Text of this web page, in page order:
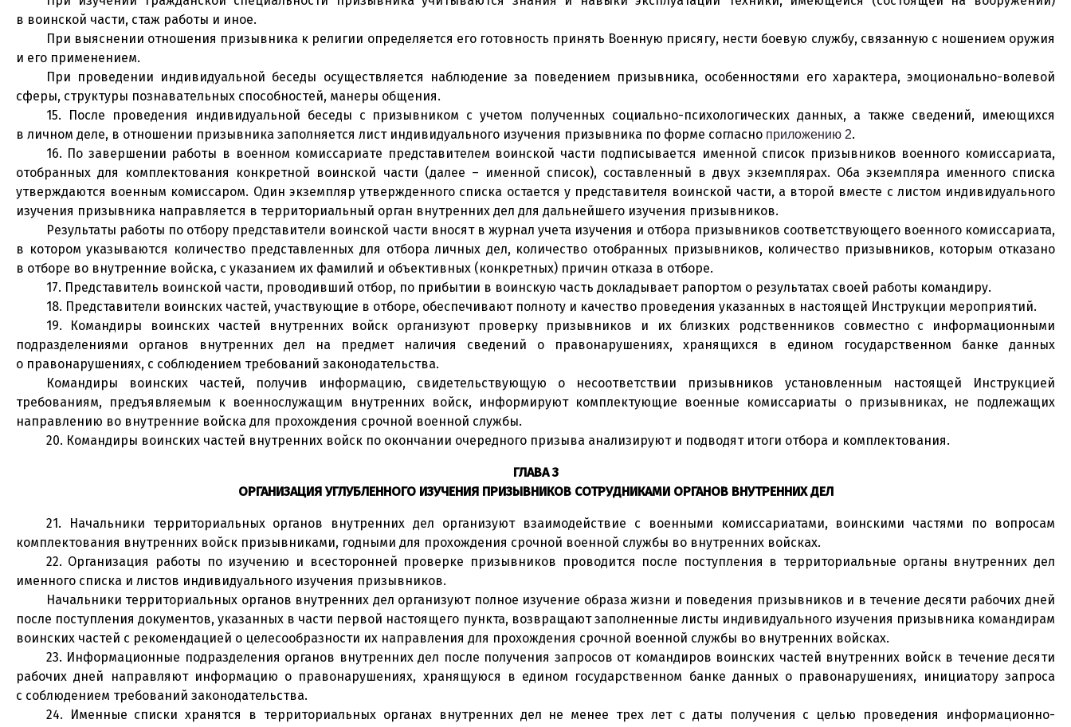
в воинской части, стаж работы и иное.
При выяснении отношения призывника к религии определяется его готовность принять Военную присягу, нести боевую службу, связанную с ношением оружия
и его применением.
При проведении индивидуальной беседы осуществляется наблюдение за поведением призывника, особенностями его характера, эмоционально-волевой
сферы, структуры познавательных способностей, манеры общения.
15. После проведения индивидуальной беседы с призывником с учетом полученных социально-психологических данных, а также сведений, имеющихся
в личном деле, в отношении призывника заполняется лист индивидуального изучения призывника по форме согласно приложению 2.
16. По завершении работы в военном комиссариате представителем воинской части подписывается именной список призывников военного комиссариата,
отобранных для комплектования конкретной воинской части (далее – именной список), составленный в двух экземплярах. Оба экземпляра именного списка
утверждаются военным комиссаром. Один экземпляр утвержденного списка остается у представителя воинской части, а второй вместе с листом индивидуального
изучения призывника направляется в территориальный орган внутренних дел для дальнейшего изучения призывников.
Результаты работы по отбору представители воинской части вносят в журнал учета изучения и отбора призывников соответствующего военного комиссариата,
в котором указываются количество представленных для отбора личных дел, количество отобранных призывников, количество призывников, которым отказано
в отборе во внутренние войска, с указанием их фамилий и объективных (конкретных) причин отказа в отборе.
17. Представитель воинской части, проводивший отбор, по прибытии в воинскую часть докладывает рапортом о результатах своей работы командиру.
18. Представители воинских частей, участвующие в отборе, обеспечивают полноту и качество проведения указанных в настоящей Инструкции мероприятий.
19. Командиры воинских частей внутренних войск организуют проверку призывников и их близких родственников совместно с информационными
подразделениями органов внутренних дел на предмет наличия сведений о правонарушениях, хранящихся в едином государственном банке данных
о правонарушениях, с соблюдением требований законодательства.
Командиры воинских частей, получив информацию, свидетельствующую о несоответствии призывников установленным настоящей Инструкцией
требованиям, предъявляемым к военнослужащим внутренних войск, информируют комплектующие военные комиссариаты о призывниках, не подлежащих
направлению во внутренние войска для прохождения срочной военной службы.
20. Командиры воинских частей внутренних войск по окончании очередного призыва анализируют и подводят итоги отбора и комплектования.
ГЛАВА 3
ОРГАНИЗАЦИЯ УГЛУБЛЕННОГО ИЗУЧЕНИЯ ПРИЗЫВНИКОВ СОТРУДНИКАМИ ОРГАНОВ ВНУТРЕННИХ ДЕЛ
21. Начальники территориальных органов внутренних дел организуют взаимодействие с военными комиссариатами, воинскими частями по вопросам
комплектования внутренних войск призывниками, годными для прохождения срочной военной службы во внутренних войсках.
22. Организация работы по изучению и всесторонней проверке призывников проводится после поступления в территориальные органы внутренних дел
именного списка и листов индивидуального изучения призывников.
Начальники территориальных органов внутренних дел организуют полное изучение образа жизни и поведения призывников и в течение десяти рабочих дней
после поступления документов, указанных в части первой настоящего пункта, возвращают заполненные листы индивидуального изучения призывника командирам
воинских частей с рекомендацией о целесообразности их направления для прохождения срочной военной службы во внутренних войсках.
23. Информационные подразделения органов внутренних дел после получения запросов от командиров воинских частей внутренних войск в течение десяти
рабочих дней направляют информацию о правонарушениях, хранящуюся в едином государственном банке данных о правонарушениях, инициатору запроса
с соблюдением требований законодательства.
24. Именные списки хранятся в территориальных органах внутренних дел не менее трех лет с даты получения с целью проведения информационно-